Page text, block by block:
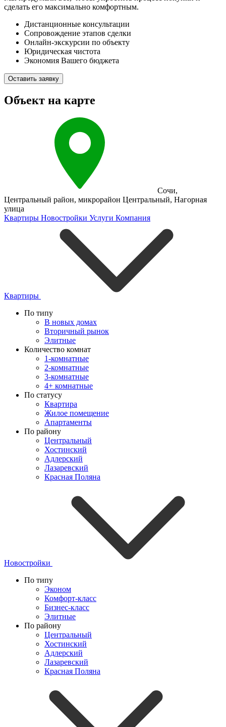
сделать его максимально комфортным.
Дистанционные консультации
Сопровождение этапов сделки
Онлайн-экскурсии по объекту
Юридическая чистота
Экономия Вашего бюджета
Оставить заявку
Объект на карте
Сочи,
Центральный район, микрорайон Центральный, Нагорная
улица
Квартиры Новостройки Услуги Компания
Квартиры
По типу
В новых домах
Вторичный рынок
Элитные
Количество комнат
1-комнатные
2-комнатные
3-комнатные
4+ комнатные
По статусу
Квартира
Жилое помещение
Апартаменты
По району
Центральный
Хостинский
Адлерский
Лазаревский
Красная Поляна
Новостройки
По типу
Эконом
Комфорт-класс
Бизнес-класс
Элитные
По району
Центральный
Хостинский
Адлерский
Лазаревский
Красная Поляна